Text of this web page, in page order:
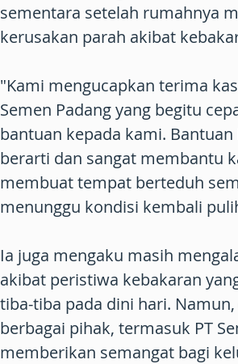
sementara setelah rumahnya
kerusakan parah akibat
"Kami mengucapkan terima
Semen Padang yang begitu
bantuan kepada kami.
berarti dan sangat membantu
membuat tempat berteduh
menunggu kondisi kembali
Ia juga mengaku masih
akibat peristiwa kebakaran
tiba-tiba pada dini hari.
berbagai pihak, termasuk PT
memberikan semangat bagi